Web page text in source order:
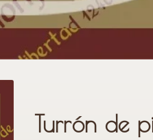
Turrón de